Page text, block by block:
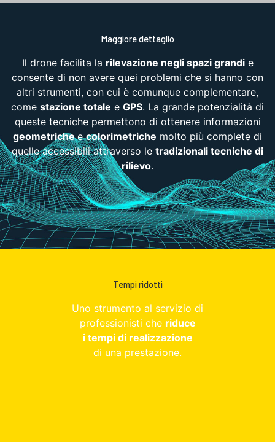
Maggiore dettaglio
Il drone facilita la rilevazione negli spazi grandie
consente di non avere quei problemi che si hanno con
altri strumenti, con cui è comunque complementare,
come stazione totale e GPS. La grande potenzialità di
queste tecniche permettono di ottenere informazioni
geometricheecolorimetriche molto più complete di
quelle accessibili attraverso le tradizionali tecniche di
rilievo.
Tempi ridotti
Uno strumento al servizio di
professionisti che riduce
i tempi di realizzazione
di una prestazione.